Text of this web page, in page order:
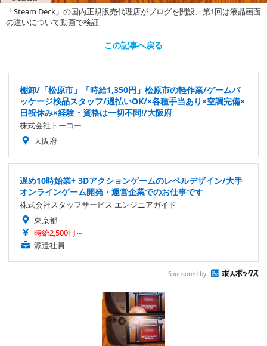
「Steam Deck」の国内正規販売代理店がブログを開設、第1回は液晶画面
の違いについて動画で検証
この記事へ戻る
棚卸/「松原市」「時給1,350円」松原市の軽作業/ゲームパ
ッケージ検品スタッフ/週払いOK/×各種手当あり×空調完備×
日祝休み×経験・資格は一切不問!/大阪府
株式会社トーコー
大阪府
遅め10時始業+ 3Dアクションゲームのレベルデザイン/大手
オンラインゲーム開発・運営企業でのお仕事です
株式会社スタッフサービス エンジニアガイド
東京都
時給2,500円～
派遣社員
Sponsored by